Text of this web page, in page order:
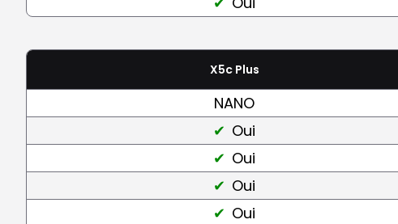
X5c Plus
NANO
Oui
Oui
Oui
Oui